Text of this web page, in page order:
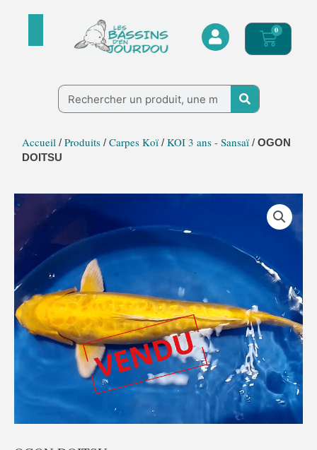
0
Panier
Rechercher
Accueil / Produits / Carpes Koï/ KOI 3 ans - Sansaï/ OGON
DOITSU